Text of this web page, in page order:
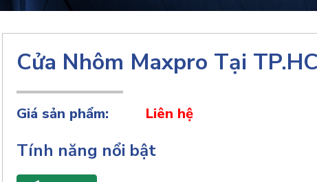
Cửa Nhôm Maxpro Tại
Giá sản phẩm: Liên hệ
Tính năng nổi bật